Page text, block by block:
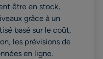
être en stock,
grâce à un
basé sur le coût,
les prévisions de
en ligne.